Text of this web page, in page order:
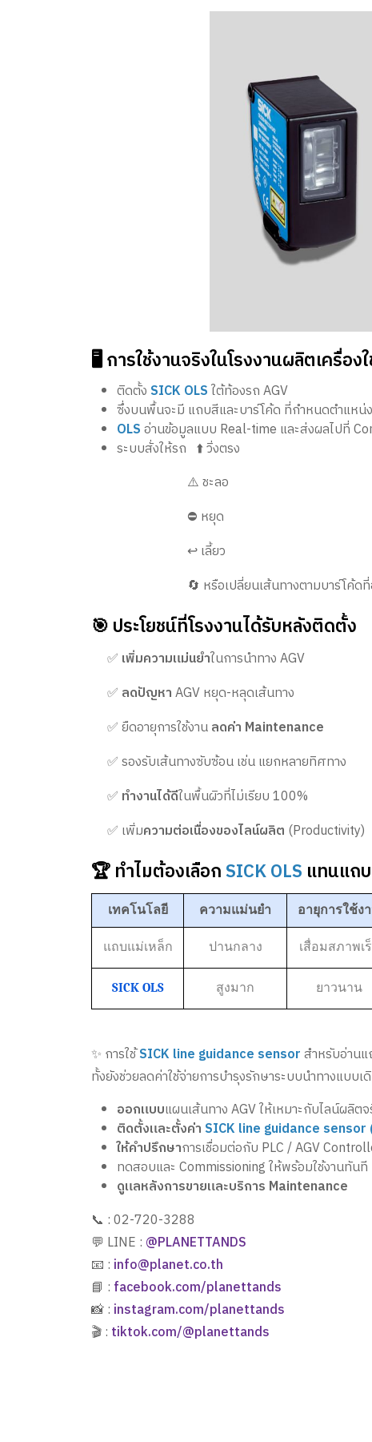
🖥️ การใช้งานจริงในโรงงานผลิตเครื่อง
ติดตั้ง SICK OLSใต้ท้องรถ AGV
ซึ่งบนพื้นจะมี แถบสีและบาร์โค้ด ที่กำหนดตำแหน่
OLSอ่านข้อมูลแบบ Real-time และส่งผลไปที่
ระบบสั่งให้รถ ⬆️ วิ่งตรง
⚠️ ชะลอ
⛔ หยุด
↩️ เลี้ยว
🔄 หรือเปลี่ยนเส้นทางตามบาร์โค้ดที่อ่
🎯 ประโยชน์ที่โรงงานได้รับหลังติดตั้ง
✅ เพิ่มความแม่นยำในการนำทาง AGV
✅ ลดปัญหาAGV หยุด-หลุดเส้นทาง
✅ ยืดอายุการใช้งานลดค่า Maintenance
✅ รองรับเส้นทางซับซ้อน เช่น แยกหลายทิศทาง
✅ ทำงานได้ดีในพื้นผิวที่ไม่เรียบ 100%
✅ เพิ่มความต่อเนื่องของไลน์ผลิต (Productivity)
🏆 ทำไมต้องเลือกSICK OLS แทนแถ
เทคโนโลยี ความแม่นยำ อายุการใช้ง
แถบแม่เหล็ก ปานกลาง เสื่อมสภาพเ
SICK OLS สูงมาก ยาวนาน
✨ การใช้SICK line guidance sensorสำหรับอ่านแ
ทั้งยังช่วยลดค่าใช้จ่ายการบำรุงรักษาระบบนำทางแบบ
ออกแบบแผนเส้นทาง AGV ให้เหมาะกับไลน์ผลิตจ
ติดตั้งและตั้งค่า SICK line guidance sensor
ให้คำปรึกษาการเชื่อมต่อกับ PLC / AGV
ทดสอบและ Commissioning ให้พร้อมใช้งานทันที
ดูแลหลังการขายและบริการ Maintenance
📞 : 02-720-3288
💬 LINE : @PLANETTANDS
📧 : info@planet.co.th
📘 : facebook.com/planettands
📸 : instagram.com/planettands
🎬 : tiktok.com/@planettands